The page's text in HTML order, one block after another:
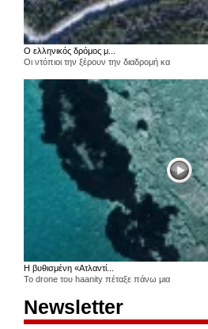
Ο ελληνικός δρόμος μ...
Οι ντόπιοι την ξέρουν την διαδρομή κα
Η βυθισμένη «Ατλαντί...
Το drone του haanity πέταξε πάνω μια
Newsletter